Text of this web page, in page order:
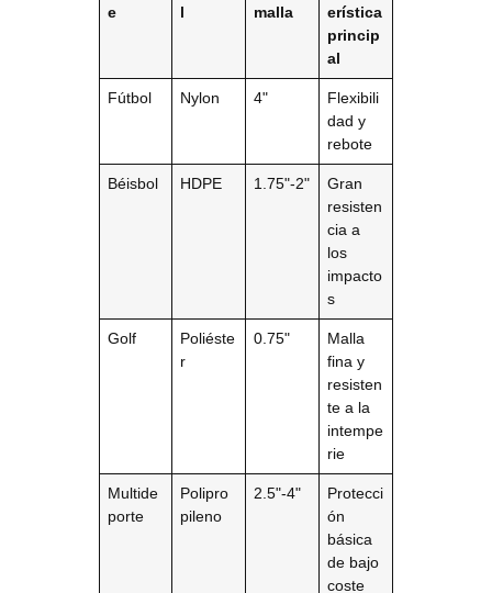
e
l
malla
erística
princip
al
Fútbol Nylon 4"
Flexibili
dad y
rebote
Béisbol HDPE 1.75"-2"
Gran
resisten
cia a
los
impacto
s
Golf
Poliéste
r
0.75"
Malla
fina y
resisten
te a la
intempe
rie
Multide
porte
Polipro
pileno
2.5"-4"
Protecci
ón
básica
de bajo
coste